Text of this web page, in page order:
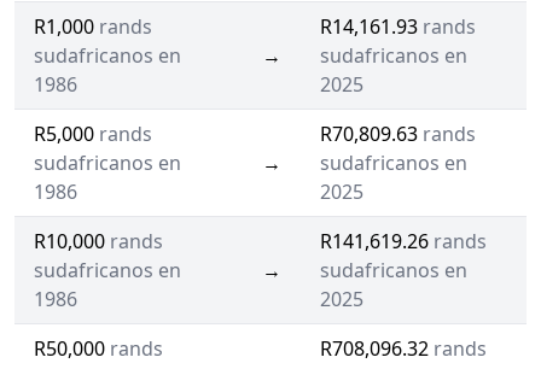
R1,000 rands
sudafricanos en
1986
→
R14,161.93 rands
sudafricanos en
2025
R5,000 rands
sudafricanos en
1986
→
R70,809.63 rands
sudafricanos en
2025
R10,000 rands
sudafricanos en
1986
→
R141,619.26 rands
sudafricanos en
2025
R50,000 rands
R708,096.32 rands